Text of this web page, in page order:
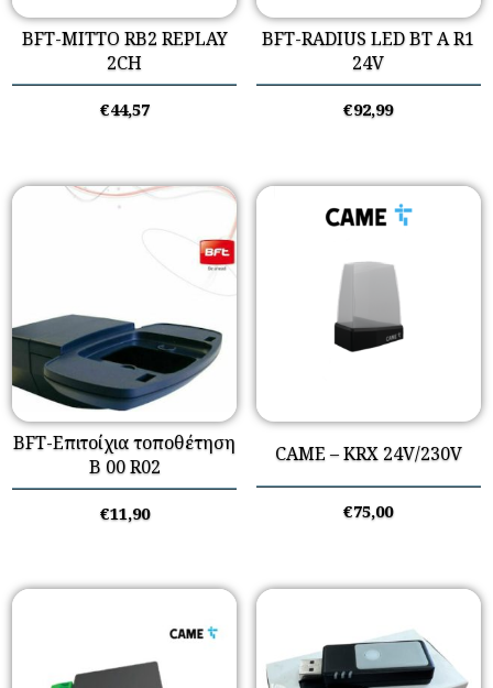
BFT-MITTO RB2 REPLAY
2CH
€44,57
BFT-RADIUS LED BT A R1
24V
€92,99
BFT-Επιτοίχια τοποθέτηση
B 00 R02
€11,90
CAME – KRX 24V/230V
€75,00